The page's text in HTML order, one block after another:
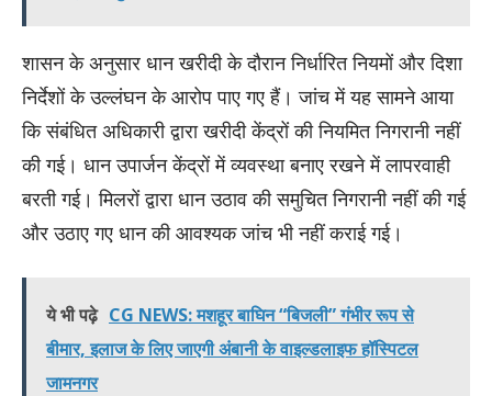
शासन के अनुसार धान खरीदी के दौरान निर्धारित नियमों और दिशा
निर्देशों के उल्लंघन के आरोप पाए गए हैं। जांच में यह सामने आया
कि संबंधित अधिकारी द्वारा खरीदी केंद्रों की नियमित निगरानी नहीं
की गई। धान उपार्जन केंद्रों में व्यवस्था बनाए रखने में लापरवाही
बरती गई। मिलरों द्वारा धान उठाव की समुचित निगरानी नहीं की गई
और उठाए गए धान की आवश्यक जांच भी नहीं कराई गई।
ये भी पढ़े CG NEWS: मशहूर बाघिन “बिजली” गंभीर रूप से
बीमार, इलाज के लिए जाएगी अंबानी के वाइल्डलाइफ हॉस्पिटल
जामनगर